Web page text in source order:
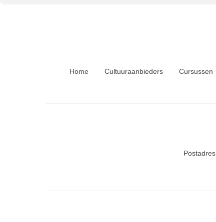
Home Cultuuraanbieders Cursussen